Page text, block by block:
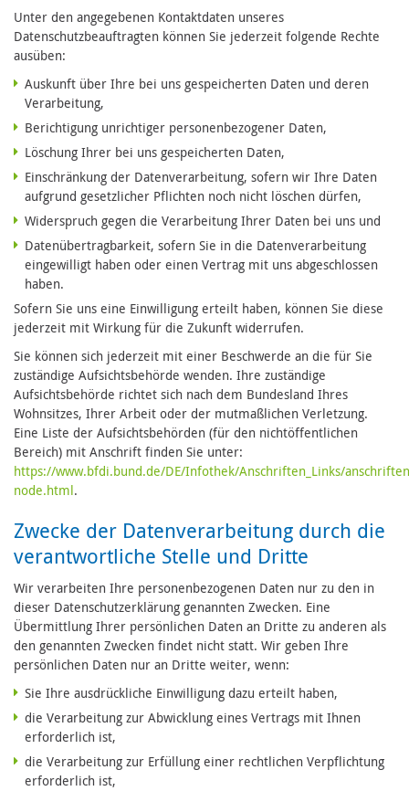
Unter den angegebenen Kontaktdaten unseres
Datenschutzbeauftragten können Sie jederzeit folgende Rechte
ausüben:
Auskunft über Ihre bei uns gespeicherten Daten und deren
Verarbeitung,
Berichtigung unrichtiger personenbezogener Daten,
Löschung Ihrer bei uns gespeicherten Daten,
Einschränkung der Datenverarbeitung, sofern wir Ihre Daten
aufgrund gesetzlicher Pflichten noch nicht löschen dürfen,
Widerspruch gegen die Verarbeitung Ihrer Daten bei uns und
Datenübertragbarkeit, sofern Sie in die Datenverarbeitung
eingewilligt haben oder einen Vertrag mit uns abgeschlossen
haben.
Sofern Sie uns eine Einwilligung erteilt haben, können Sie diese
jederzeit mit Wirkung für die Zukunft widerrufen.
Sie können sich jederzeit mit einer Beschwerde an die für Sie
zuständige Aufsichtsbehörde wenden. Ihre zuständige
Aufsichtsbehörde richtet sich nach dem Bundesland Ihres
Wohnsitzes, Ihrer Arbeit oder der mutmaßlichen Verletzung.
Eine Liste der Aufsichtsbehörden (für den nichtöffentlichen
Bereich) mit Anschrift finden Sie unter:
https://www.bfdi.bund.de/DE/Infothek/Anschriften_Links/
node.html.
Zwecke der Datenverarbeitung durch die
verantwortliche Stelle und Dritte
Wir verarbeiten Ihre personenbezogenen Daten nur zu den in
dieser Datenschutzerklärung genannten Zwecken. Eine
Übermittlung Ihrer persönlichen Daten an Dritte zu anderen als
den genannten Zwecken findet nicht statt. Wir geben Ihre
persönlichen Daten nur an Dritte weiter, wenn:
Sie Ihre ausdrückliche Einwilligung dazu erteilt haben,
die Verarbeitung zur Abwicklung eines Vertrags mit Ihnen
erforderlich ist,
die Verarbeitung zur Erfüllung einer rechtlichen Verpflichtung
erforderlich ist,